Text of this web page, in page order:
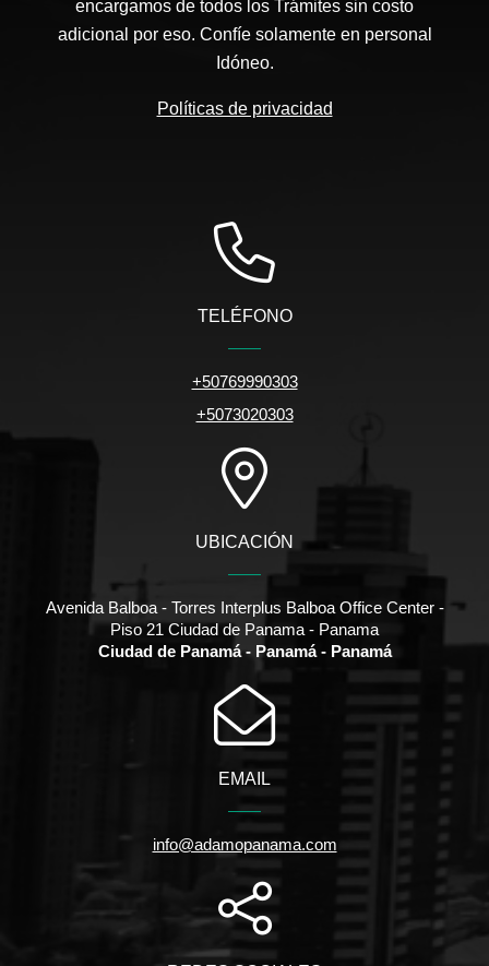
encargamos de todos los Trámites sin costo
adicional por eso. Confíe solamente en personal
Idóneo.
Políticas de privacidad
TELÉFONO
+50769990303
+5073020303
UBICACIÓN
Avenida Balboa - Torres Interplus Balboa Office Center -
Piso 21 Ciudad de Panama - Panama
Ciudad de Panamá - Panamá - Panamá
EMAIL
info@adamopanama.com